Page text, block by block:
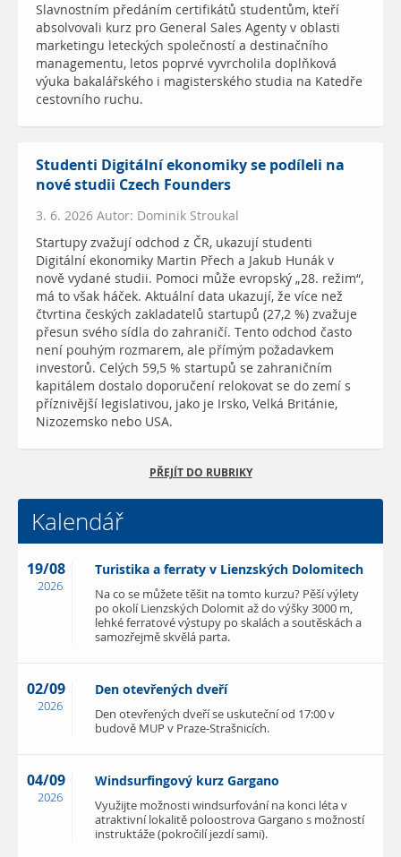
Slavnostním předáním certifikátů studentům, kteří
absolvovali kurz pro General Sales Agenty v oblasti
marketingu leteckých společností a destinačního
managementu, letos poprvé vyvrcholila doplňková
výuka bakalářského i magisterského studia na Katedře
cestovního ruchu.
Studenti Digitální ekonomiky se podíleli na
nové studii Czech Founders
3. 6. 2026 Autor: Dominik Stroukal
Startupy zvažují odchod z ČR, ukazují studenti
Digitální ekonomiky Martin Přech a Jakub Hunák v
nově vydané studii. Pomoci může evropský „28. režim“,
má to však háček. Aktuální data ukazují, že více než
čtvrtina českých zakladatelů startupů (27,2 %) zvažuje
přesun svého sídla do zahraničí. Tento odchod často
není pouhým rozmarem, ale přímým požadavkem
investorů. Celých 59,5 % startupů se zahraničním
kapitálem dostalo doporučení relokovat se do zemí s
příznivější legislativou, jako je Irsko, Velká Británie,
Nizozemsko nebo USA.
PŘEJÍT DO RUBRIKY
Kalendář
19/08
2026
Turistika a ferraty v Lienzských Dolomitech
Na co se můžete těšit na tomto kurzu? Pěší výlety
po okolí Lienzských Dolomit až do výšky 3000 m,
lehké ferratové výstupy po skalách a soutěskách a
samozřejmě skvělá parta.
02/09
2026
Den otevřených dveří
Den otevřených dveří se uskuteční od 17:00 v
budově MUP v Praze-Strašnicích.
04/09
2026
Windsurfingový kurz Gargano
Využijte možnosti windsurfování na konci léta v
atraktivní lokalitě poloostrova Gargano s možností
instruktáže (pokročilí jezdí sami).